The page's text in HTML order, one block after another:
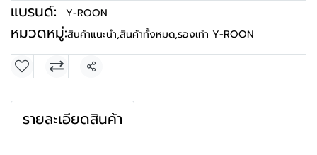
แบรนด์:
Y-ROON
หมวดหมู่:สินค้าแนะนำ,สินค้าทั้งหมด,รองเท้า Y-ROON
แชร์
รายละเอียดสินค้า